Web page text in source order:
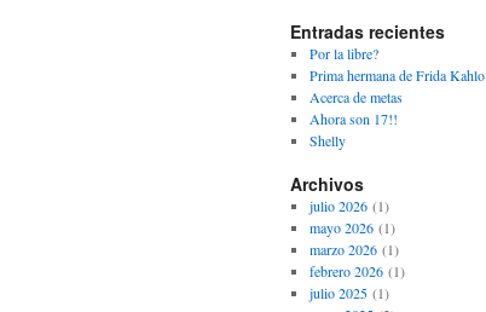
Entradas recientes
Por la libre?
Prima hermana de Frida Kahlo
Acerca de metas
Ahora son 17!!
Shelly
Archivos
julio 2026(1)
mayo 2026(1)
marzo 2026(1)
febrero 2026(1)
julio 2025(1)